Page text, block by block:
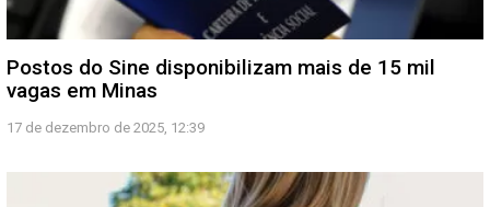
Postos do Sine disponibilizam mais de 15 mil
vagas em Minas
17 de dezembro de 2025, 12:39